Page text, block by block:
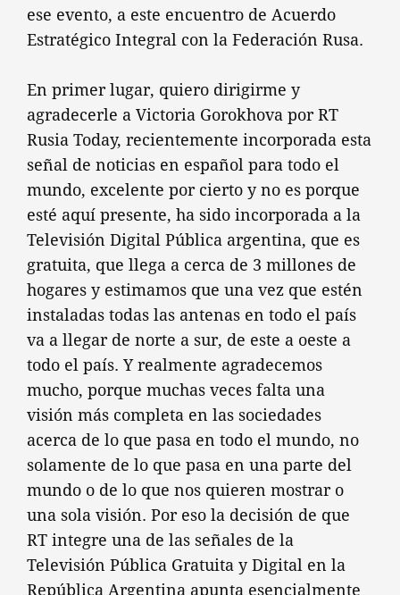
ese evento, a este encuentro de Acuerdo
Estratégico Integral con la Federación Rusa.
En primer lugar, quiero dirigirme y
agradecerle a Victoria Gorokhova por RT
Rusia Today, recientemente incorporada esta
señal de noticias en español para todo el
mundo, excelente por cierto y no es porque
esté aquí presente, ha sido incorporada a la
Televisión Digital Pública argentina, que es
gratuita, que llega a cerca de 3 millones de
hogares y estimamos que una vez que estén
instaladas todas las antenas en todo el país
va a llegar de norte a sur, de este a oeste a
todo el país. Y realmente agradecemos
mucho, porque muchas veces falta una
visión más completa en las sociedades
acerca de lo que pasa en todo el mundo, no
solamente de lo que pasa en una parte del
mundo o de lo que nos quieren mostrar o
una sola visión. Por eso la decisión de que
RT integre una de las señales de la
Televisión Pública Gratuita y Digital en la
República Argentina apunta esencialmente